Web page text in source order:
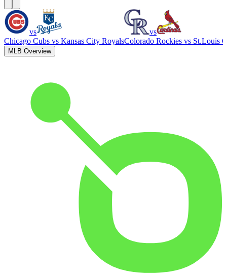
vs
Chicago Cubs vs Kansas City Royals
vs
Colorado Rockies vs St.Louis
MLB Overview